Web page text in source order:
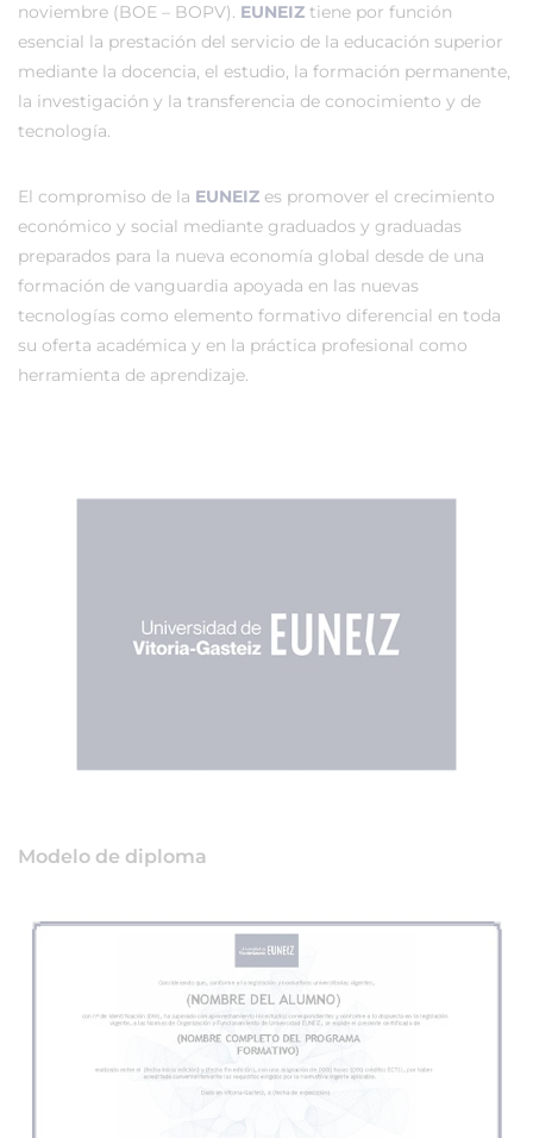
noviembre (BOE – BOPV). EUNEIZ tiene por función
esencial la prestación del servicio de la educación superior
mediante la docencia, el estudio, la formación permanente,
la investigación y la transferencia de conocimiento y de
tecnología.
El compromiso de la EUNEIZ es promover el crecimiento
económico y social mediante graduados y graduadas
preparados para la nueva economía global desde de una
formación de vanguardia apoyada en las nuevas
tecnologías como elemento formativo diferencial en toda
su oferta académica y en la práctica profesional como
herramienta de aprendizaje.
Modelo de diploma